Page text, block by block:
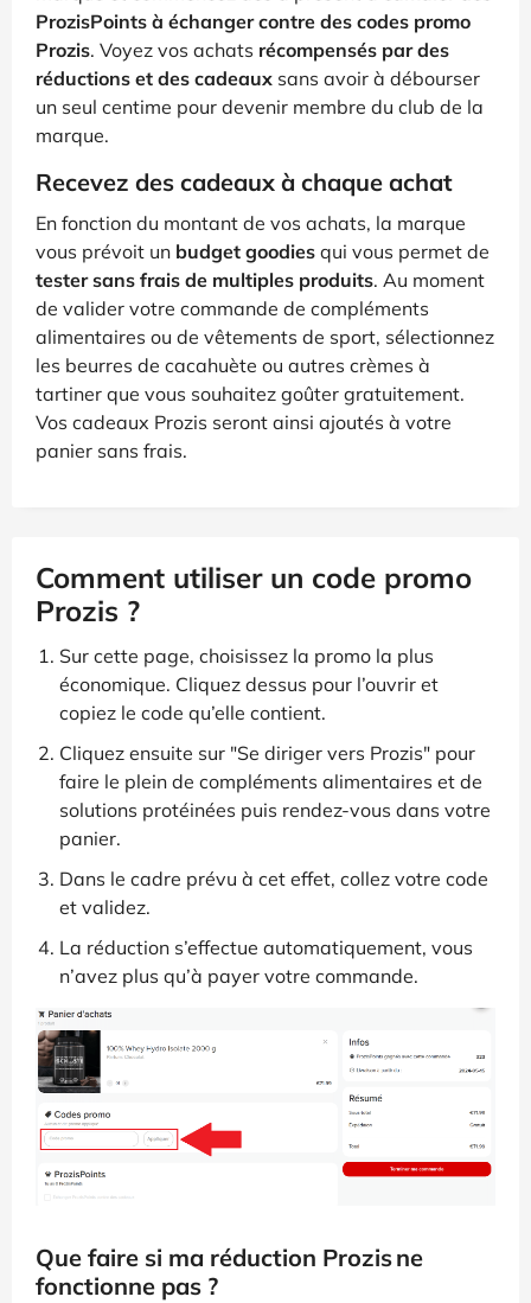
ProzisPoints à échanger contre des codes promo
Prozis. Voyez vos achats récompensés par des
réductions et des cadeaux sans avoir à débourser
un seul centime pour devenir membre du club de la
marque.
Recevez des cadeaux à chaque achat
En fonction du montant de vos achats, la marque
vous prévoit un budget goodies qui vous permet de
tester sans frais de multiples produits. Au moment
de valider votre commande de compléments
alimentaires ou de vêtements de sport, sélectionnez
les beurres de cacahuète ou autres crèmes à
tartiner que vous souhaitez goûter gratuitement.
Vos cadeaux Prozis seront ainsi ajoutés à votre
panier sans frais.
Comment utiliser un code promo
Prozis ?
Sur cette page, choisissez la promo la plus
économique. Cliquez dessus pour l’ouvrir et
copiez le code qu’elle contient.
Cliquez ensuite sur "Se diriger vers Prozis" pour
faire le plein de compléments alimentaires et de
solutions protéinées puis rendez-vous dans votre
panier.
Dans le cadre prévu à cet effet, collez votre code
et validez.
La réduction s’effectue automatiquement, vous
n’avez plus qu’à payer votre commande.
Que faire si ma réduction Prozis ne
fonctionne pas ?